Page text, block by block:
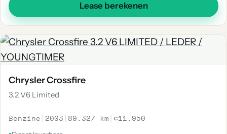
Lease berekenen
Chrysler Crossfire
3.2 V6 Limited
Benzine | 2003 | 89.327 km |€11.950